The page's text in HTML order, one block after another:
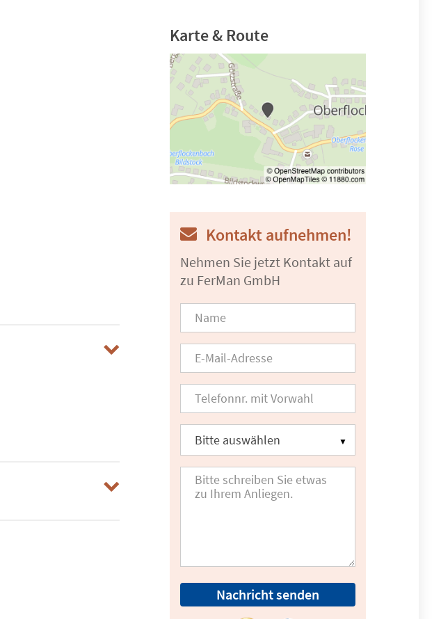
Karte & Route
Kontakt aufnehmen!
Nehmen Sie jetzt Kontakt auf
zu FerMan GmbH
Nachricht senden